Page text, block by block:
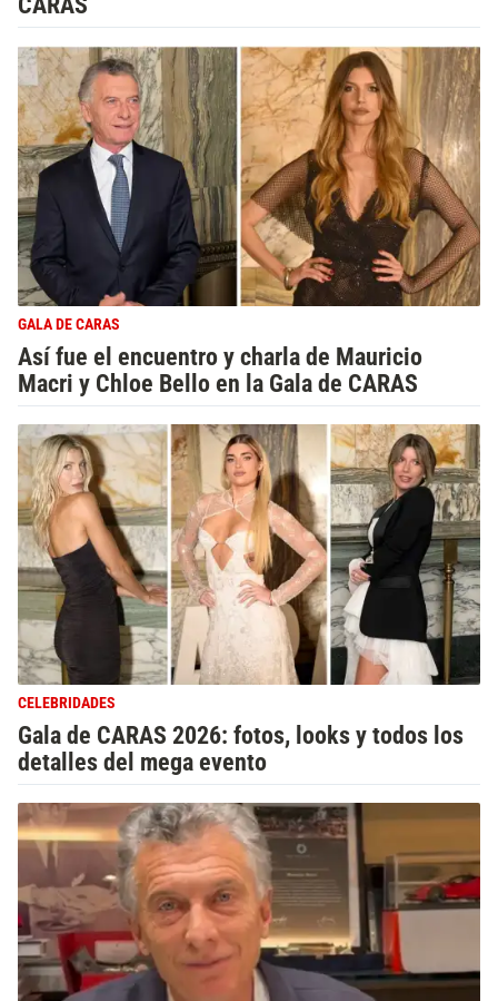
GALA DE CARAS
Así fue el encuentro y charla de Mauricio
Macri y Chloe Bello en la Gala de CARAS
CELEBRIDADES
Gala de CARAS 2026: fotos, looks y todos los
detalles del mega evento